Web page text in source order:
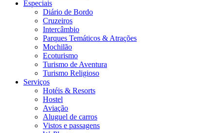
Especiais
Diário de Bordo
Cruzeiros
Intercâmbio
Parques Temáticos & Atrações
Mochilão
Ecoturismo
Turismo de Aventura
Turismo Religioso
Serviços
Hotéis & Resorts
Hostel
Aviação
Aluguel de carros
Vistos e passagens